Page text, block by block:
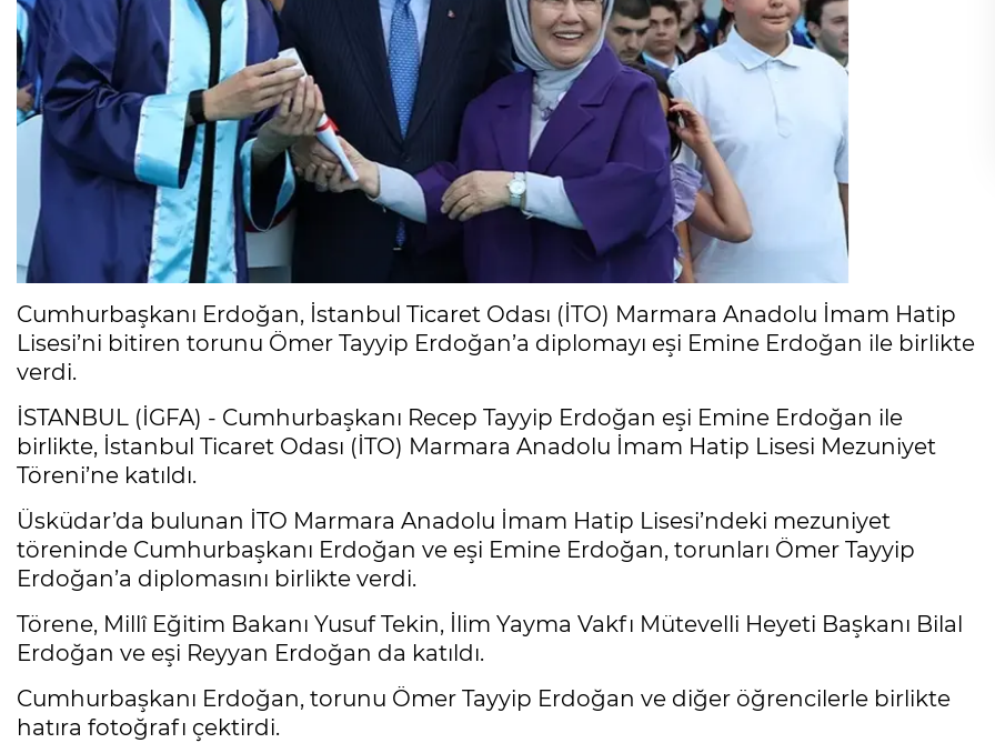
Cumhurbaşkanı Erdoğan, İstanbul Ticaret Odası (İTO) Marmara Anadolu İmam Hatip
Lisesi’ni bitiren torunu Ömer Tayyip Erdoğan’a diplomayı eşi Emine Erdoğan ile birlikte
verdi.
İSTANBUL (İGFA) - Cumhurbaşkanı Recep Tayyip Erdoğan eşi Emine Erdoğan ile
birlikte, İstanbul Ticaret Odası (İTO) Marmara Anadolu İmam Hatip Lisesi Mezuniyet
Töreni’ne katıldı.
Üsküdar’da bulunan İTO Marmara Anadolu İmam Hatip Lisesi’ndeki mezuniyet
töreninde Cumhurbaşkanı Erdoğan ve eşi Emine Erdoğan, torunları Ömer Tayyip
Erdoğan’a diplomasını birlikte verdi.
Törene, Millî Eğitim Bakanı Yusuf Tekin, İlim Yayma Vakfı Mütevelli Heyeti Başkanı Bilal
Erdoğan ve eşi Reyyan Erdoğan da katıldı.
Cumhurbaşkanı Erdoğan, torunu Ömer Tayyip Erdoğan ve diğer öğrencilerle birlikte
hatıra fotoğrafı çektirdi.